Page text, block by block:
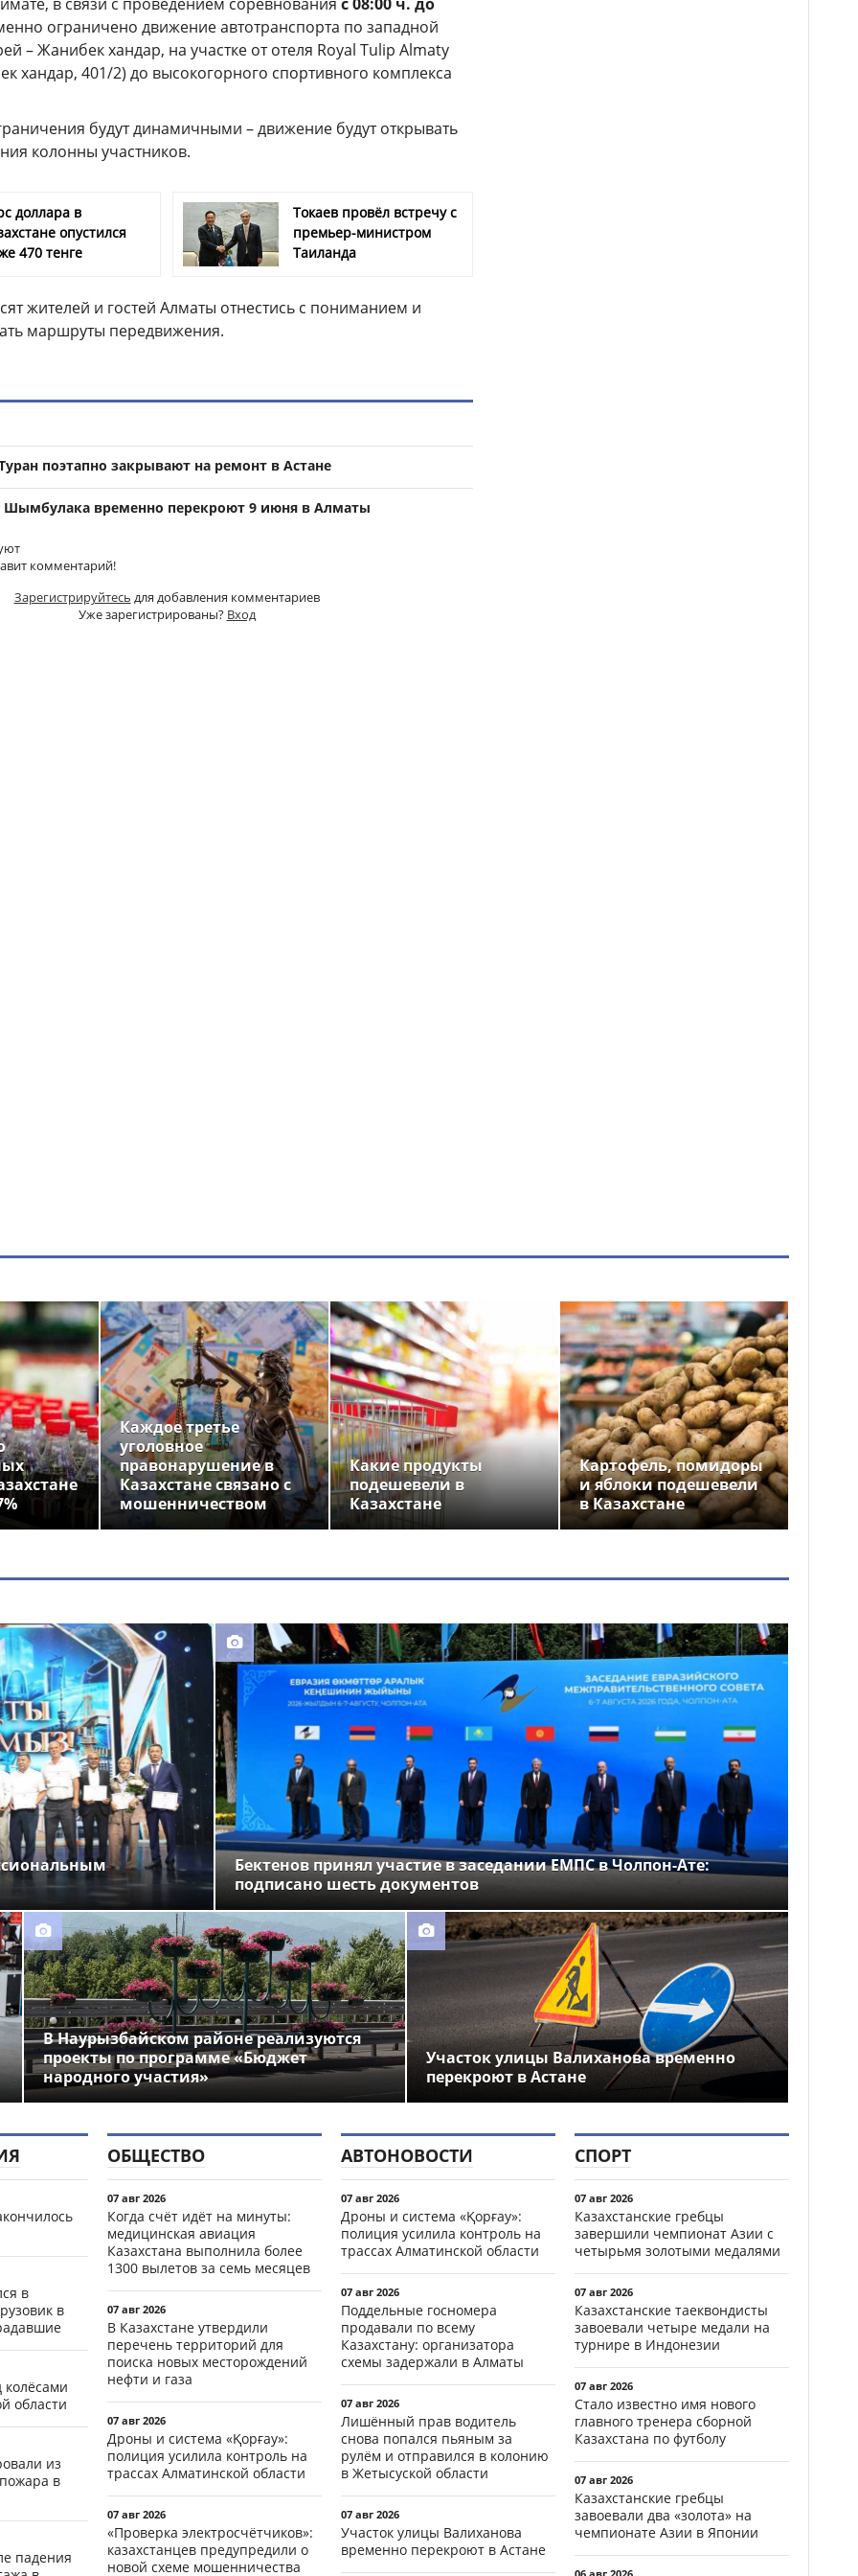
ограничено движение автотранспорта по западной
– Жанибек хандар, на участке от отеля Royal Tulip Almaty
хандар, 401/2) до высокогорного спортивного комплекса
будут динамичными – движение будут открывать
колонны участников.
доллара в
опустился
470 тенге
Токаев провёл встречу с
премьер-министром
Таиланда
жителей и гостей Алматы отнестись с пониманием и
маршруты передвижения.
поэтапно закрывают на ремонт в Астане
Шымбулака временно перекроют 9 июня в Алматы
комментарий!
Зарегистрируйтесь для добавления комментариев
Уже зарегистрированы? Вход
Каждое третье
уголовное
правонарушение в
Казахстане связано с
мошенничеством
Какие продукты
подешевели в
Казахстане
Картофель, помидоры
и яблоки подешевели
в Казахстане
Бектенов принял участие в заседании ЕМПС в Чолпон-Ате:
подписано шесть документов
В Наурызбайском районе реализуются
проекты по программе «Бюджет
народного участия»
Участок улицы Валиханова временно
перекроют в Астане
в
в
области
из
в
падения
ОБЩЕСТВО
07 авг 2026
Когда счёт идёт на минуты:
медицинская авиация
Казахстана выполнила более
1300 вылетов за семь месяцев
07 авг 2026
В Казахстане утвердили
перечень территорий для
поиска новых месторождений
нефти и газа
07 авг 2026
Дроны и система «Қорғау»:
полиция усилила контроль на
трассах Алматинской области
07 авг 2026
«Проверка электросчётчиков»:
казахстанцев предупредили о
новой схеме мошенничества
АВТОНОВОСТИ
07 авг 2026
Дроны и система «Қорғау»:
полиция усилила контроль на
трассах Алматинской области
07 авг 2026
Поддельные госномера
продавали по всему
Казахстану: организатора
схемы задержали в Алматы
07 авг 2026
Лишённый прав водитель
снова попался пьяным за
рулём и отправился в колонию
в Жетысуской области
07 авг 2026
Участок улицы Валиханова
временно перекроют в Астане
СПОРТ
07 авг 2026
Казахстанские гребцы
завершили чемпионат Азии с
четырьмя золотыми медалями
07 авг 2026
Казахстанские таеквондисты
завоевали четыре медали на
турнире в Индонезии
07 авг 2026
Стало известно имя нового
главного тренера сборной
Казахстана по футболу
07 авг 2026
Казахстанские гребцы
завоевали два «золота» на
чемпионате Азии в Японии